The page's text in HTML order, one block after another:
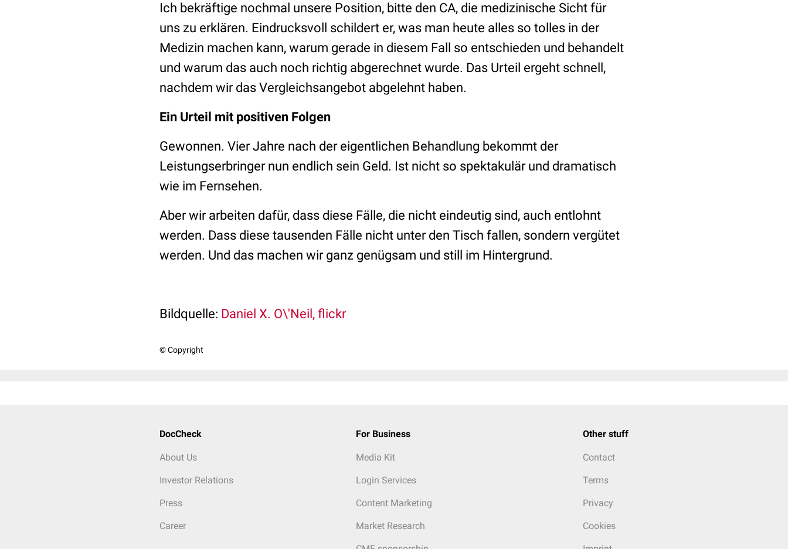
Ich bekräftige nochmal unsere Position, bitte den CA, die medizinische Sicht für
uns zu erklären. Eindrucksvoll schildert er, was man heute alles so tolles in der
Medizin machen kann, warum gerade in diesem Fall so entschieden und behandelt
und warum das auch noch richtig abgerechnet wurde. Das Urteil ergeht schnell,
nachdem wir das Vergleichsangebot abgelehnt haben.
Ein Urteil mit positiven Folgen
Gewonnen. Vier Jahre nach der eigentlichen Behandlung bekommt der
Leistungserbringer nun endlich sein Geld. Ist nicht so spektakulär und dramatisch
wie im Fernsehen.
Aber wir arbeiten dafür, dass diese Fälle, die nicht eindeutig sind, auch entlohnt
werden. Dass diese tausenden Fälle nicht unter den Tisch fallen, sondern vergütet
werden. Und das machen wir ganz genügsam und still im Hintergrund.
Bildquelle: Daniel X. O\'Neil, flickr
© Copyright
DocCheck
About Us
Investor Relations
Press
Career
For Business
Media Kit
Login Services
Content Marketing
Market Research
Other stuff
Contact
Terms
Privacy
Cookies